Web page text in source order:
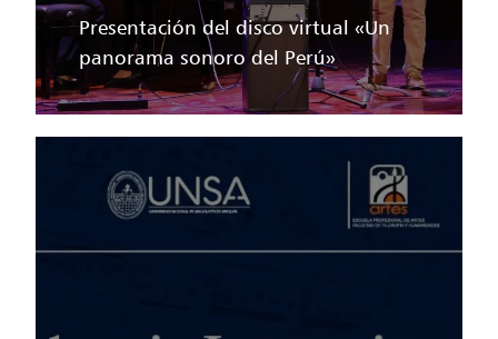
Presentación del disco virtual «Un
panorama sonoro del Perú»